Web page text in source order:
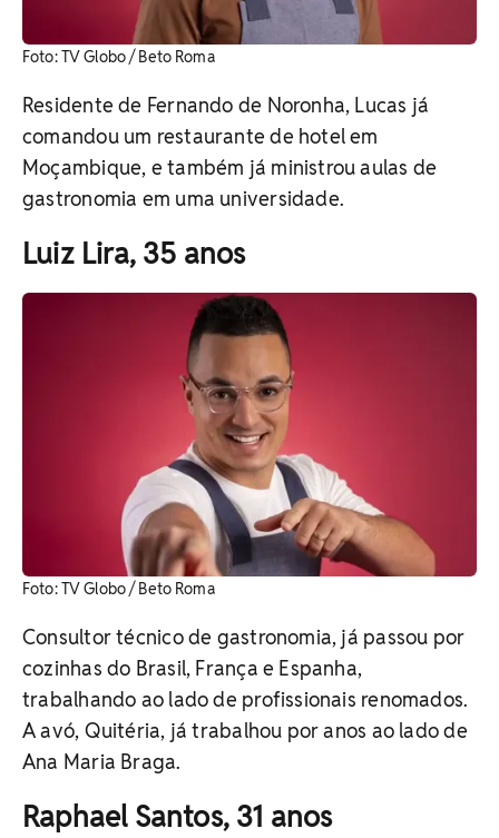
Foto: TV Globo / Beto Roma
Residente de Fernando de Noronha, Lucas já
comandou um restaurante de hotel em
Moçambique, e também já ministrou aulas de
gastronomia em uma universidade.
Luiz Lira, 35 anos
Foto: TV Globo / Beto Roma
Consultor técnico de gastronomia, já passou por
cozinhas do Brasil, França e Espanha,
trabalhando ao lado de profissionais renomados.
A avó, Quitéria, já trabalhou por anos ao lado de
Ana Maria Braga.
Raphael Santos, 31 anos